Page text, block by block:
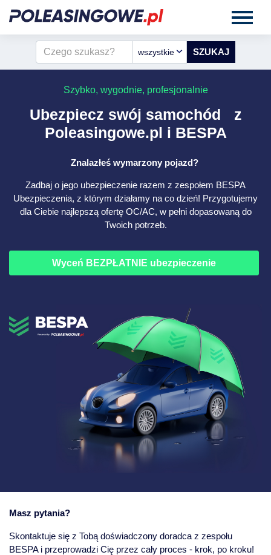
wszystkie
Szybko, wygodnie, profesjonalnie
Ubezpiecz swój samochód z
Poleasingowe.pl i BESPA
Znalazłeś wymarzony pojazd?
Zadbaj o jego ubezpieczenie razem z zespołem BESPA
Ubezpieczenia, z którym działamy na co dzień! Przygotujemy
dla Ciebie najlepszą ofertę OC/AC, w pełni dopasowaną do
Twoich potrzeb.
Wyceń BEZPŁATNIE ubezpieczenie
Masz pytania?
Skontaktuje się z Tobą doświadczony doradca z zespołu
BESPA i przeprowadzi Cię przez cały proces - krok, po kroku!